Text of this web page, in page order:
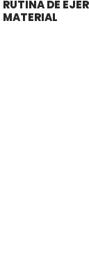
RUTINA DE
MATERIAL